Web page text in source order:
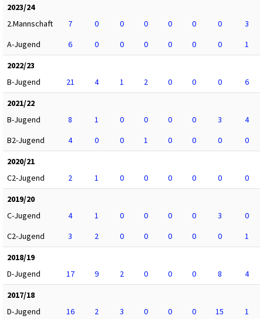
2023/24
2.Mannschaft
7 0 0 0 0 0 0
3
A-Jugend
6 0 0 0 0 0 0
1
2022/23
B-Jugend
21 4 1 2 0 0 0
6
2021/22
B-Jugend
8 1 0 0 0 0 3
4
B2-Jugend
4 0 0 1 0 0 0
0
2020/21
C2-Jugend
2 1 0 0 0 0 0
0
2019/20
C-Jugend
4 1 0 0 0 0 3
0
C2-Jugend
3 2 0 0 0 0 0
1
2018/19
D-Jugend
17 9 2 0 0 0 8
4
2017/18
D-Jugend
16 2 3 0 0 0 15 1